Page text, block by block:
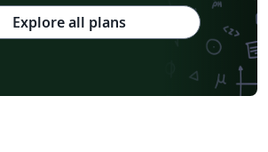
Explore all plans